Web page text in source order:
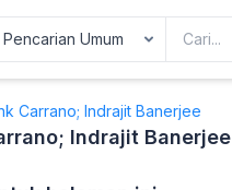
Carrano; Indrajit Banerjee
Indrajit Banerjee